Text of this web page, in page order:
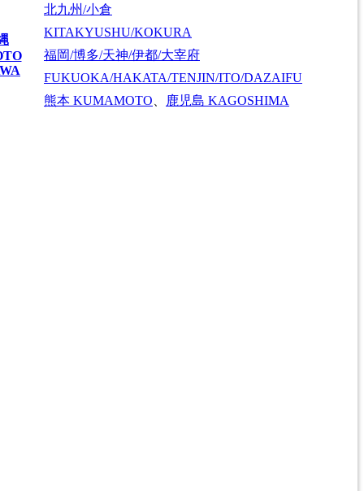
北九州/小倉
KITAKYUSHU/KOKURA
福岡/博多/天神/伊都/大宰府
FUKUOKA/HAKATA/TENJIN/ITO/DAZAIFU
熊本 KUMAMOTO 鹿児島 KAGOSHIMA